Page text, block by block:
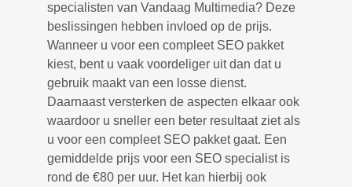
specialisten van Vandaag Multimedia? Deze
beslissingen hebben invloed op de prijs.
Wanneer u voor een compleet SEO pakket
kiest, bent u vaak voordeliger uit dan dat u
gebruik maakt van een losse dienst.
Daarnaast versterken de aspecten elkaar ook
waardoor u sneller een beter resultaat ziet als
u voor een compleet SEO pakket gaat. Een
gemiddelde prijs voor een SEO specialist is
rond de €80 per uur. Het kan hierbij ook